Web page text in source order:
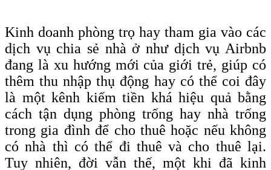
Kinh doanh phòng trọ hay tham gia vào các
dịch vụ chia sẻ nhà ở như dịch vụ Airbnb
đang là xu hướng mới của giới trẻ, giúp có
thêm thu nhập thụ động hay có thể coi đây
là một kênh kiếm tiền khá hiệu quả bằng
cách tận dụng phòng trống hay nhà trống
trong gia đình để cho thuê hoặc nếu không
có nhà thì có thể đi thuê và cho thuê lại.
Tuy nhiên, đời vẫn thế, một khi đã kinh